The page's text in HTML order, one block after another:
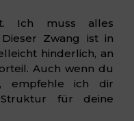
Ich muss alles
Zwang ist in
hinderlich, an
Auch wenn du
empfehle ich dir
für deine